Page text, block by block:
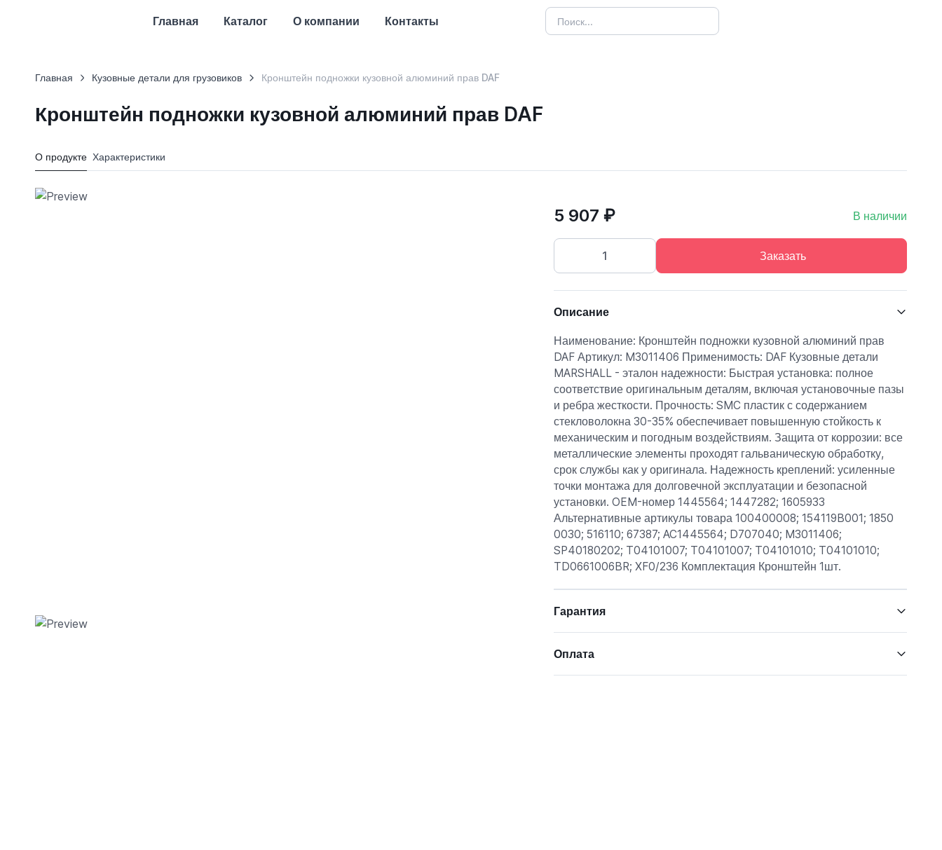
Главная Каталог О компании Контакты
Главная Кузовные детали для грузовиков Кронштейн подножки кузовной алюминий прав DAF
Кронштейн подножки кузовной алюминий прав DAF
О продукте Характеристики
5 907 ₽ В наличии
Заказать
Описание
Наименование: Кронштейн подножки кузовной алюминий прав
DAF Артикул: M3011406 Применимость: DAF Кузовные детали
MARSHALL - эталон надежности: Быстрая установка: полное
соответствие оригинальным деталям, включая установочные пазы
и ребра жесткости. Прочность: SMC пластик с содержанием
стекловолокна 30-35% обеспечивает повышенную стойкость к
механическим и погодным воздействиям. Защита от коррозии: все
металлические элементы проходят гальваническую обработку,
срок службы как у оригинала. Надежность креплений: усиленные
точки монтажа для долговечной эксплуатации и безопасной
установки. OEM-номер 1445564; 1447282; 1605933
Альтернативные артикулы товара 100400008; 154119B001; 1850
0030; 516110; 67387; AC1445564; D707040; M3011406;
SP40180202; T04101007; T04101007; T04101010; T04101010;
TD0661006BR; XF0/236 Комплектация Кронштейн 1шт.
Гарантия
Оплата